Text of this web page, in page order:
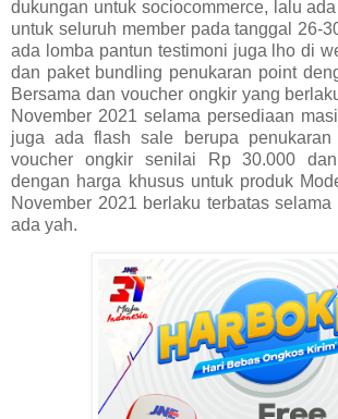
dukungan untuk sociocommerce, lalu
untuk seluruh member pada tanggal 26-
ada lomba pantun testimoni juga lho di
dan paket bundling penukaran point
Bersama dan voucher ongkir yang
November 2021 selama persediaan
juga ada flash sale berupa
voucher ongkir senilai Rp 30.000
dengan harga khusus untuk produk
November 2021 berlaku terbatas
ada yah.